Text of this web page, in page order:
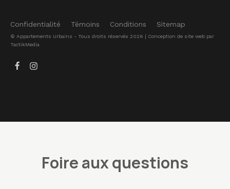
Confidentialité Témoins Conditions Sitemap
© Appartements Urbains - Tous droits réservés 2026 | Conception de site web par
TactikMedia
Foire aux questions